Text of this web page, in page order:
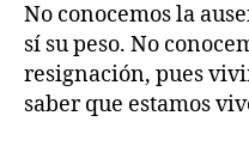
No conocemos la
sí su peso. No
resignación, pues
saber que estamos